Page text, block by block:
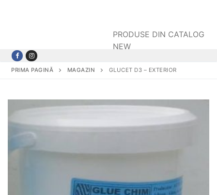
PRODUSE DIN CATALOG
NEW
PRIMA PAGINĂ MAGAZIN GLUCET D3 – EXTERIOR